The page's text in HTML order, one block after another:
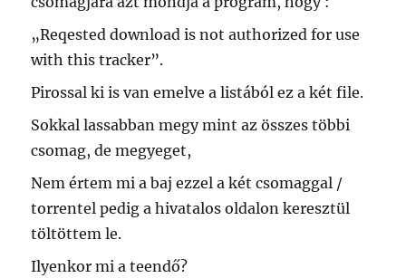
„Reqested download is not authorized for use
with this tracker”.
Pirossal ki is van emelve a listából ez a két file.
Sokkal lassabban megy mint az összes többi
csomag, de megyeget,
Nem értem mi a baj ezzel a két csomaggal /
torrentel pedig a hivatalos oldalon keresztül
töltöttem le.
Ilyenkor mi a teendő?